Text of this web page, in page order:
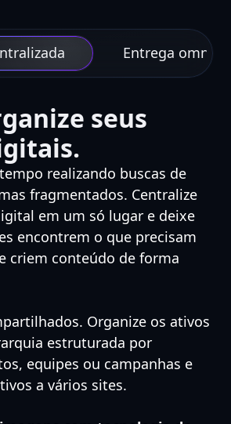
Entrega
seus
realizando buscas de
fragmentados. Centralize
em um só lugar e deixe
encontrem o que precisam
criem conteúdo de forma
Organize os ativos
estruturada por
equipes ou campanhas e
a vários sites.